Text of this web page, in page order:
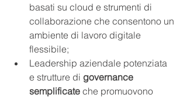
basati su cloud e strumenti di
collaborazione che consentono un
ambiente di lavoro digitale
flessibile;
Leadership aziendale potenziata
e strutture di governance
semplificate che promuovono